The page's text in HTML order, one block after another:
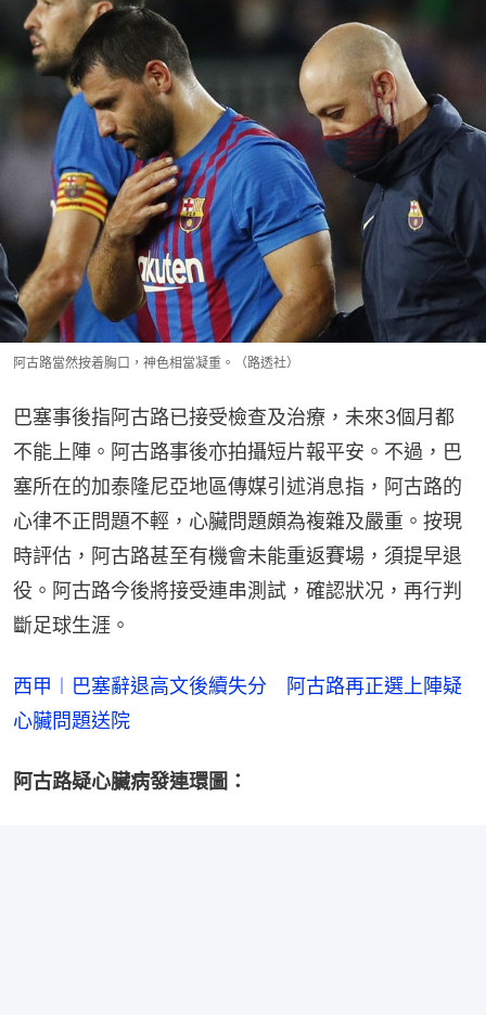
阿古路當然按着胸口，神色相當凝重。（路透社）
巴塞事後指阿古路已接受檢查及治療，未來3個月都
不能上陣。阿古路事後亦拍攝短片報平安。不過，巴
塞所在的加泰隆尼亞地區傳媒引述消息指，阿古路的
心律不正問題不輕，心臟問題頗為複雜及嚴重。按現
時評估，阿古路甚至有機會未能重返賽場，須提早退
役。阿古路今後將接受連串測試，確認狀况，再行判
斷足球生涯。
西甲︱巴塞辭退高文後續失分　阿古路再正選上陣疑
心臟問題送院
阿古路疑心臟病發連環圖：